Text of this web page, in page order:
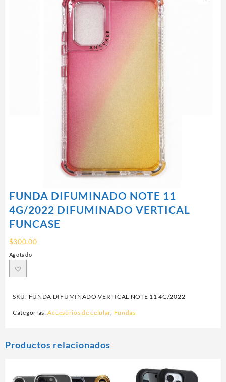
FUNDA DIFUMINADO NOTE 11
4G/2022 DIFUMINADO VERTICAL
FUNCASE
$300.00
Agotado
SKU: FUNDA DIFUMINADO VERTICAL NOTE 11 4G/2022
Categorías:Accesorios de celular, Fundas
Productos relacionados